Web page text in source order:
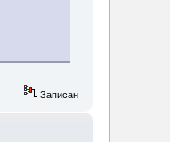
Записан